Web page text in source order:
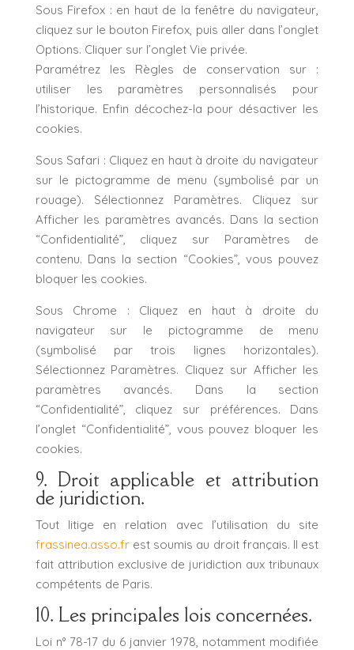
Sous Firefox : en haut de la fenêtre du navigateur,
cliquez sur le bouton Firefox, puis aller dans l’onglet
Options. Cliquer sur l’onglet Vie privée.
Paramétrez les Règles de conservation sur :
utiliser les paramètres personnalisés pour
l’historique. Enfin décochez-la pour désactiver les
cookies.
Sous Safari : Cliquez en haut à droite du navigateur
sur le pictogramme de menu (symbolisé par un
rouage). Sélectionnez Paramètres. Cliquez sur
Afficher les paramètres avancés. Dans la section
“Confidentialité”, cliquez sur Paramètres de
contenu. Dans la section “Cookies”, vous pouvez
bloquer les cookies.
Sous Chrome : Cliquez en haut à droite du
navigateur sur le pictogramme de menu
(symbolisé par trois lignes horizontales).
Sélectionnez Paramètres. Cliquez sur Afficher les
paramètres avancés. Dans la section
“Confidentialité”, cliquez sur préférences. Dans
l’onglet “Confidentialité”, vous pouvez bloquer les
cookies.
9. Droit applicable et attribution
de juridiction.
Tout litige en relation avec l’utilisation du site
frassinea.asso.frest soumis au droit français. Il est
fait attribution exclusive de juridiction aux tribunaux
compétents de Paris.
10. Les principales lois concernées.
Loi n° 78-17 du 6 janvier 1978, notamment modifiée